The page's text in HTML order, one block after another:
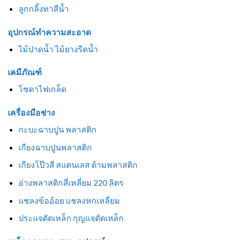
ลูกกลิ้งทาสีน้ำ
อุปกรณ์ทำความสะอาด
ไม้ปาดน้ำ ไม้ยางรีดน้ำ
เคมีภัณฑ์
โซดาไฟเกล็ด
เครื่องมือช่าง
กะบะฉาบปูน พลาสติก
เกียงฉาบปูนพลาสติก
เกียงโป๊วสี สแตนเลส ด้ามพลาสติก
อ่างพลาสติกสี่เหลี่ยม 220 ลิตร
แชลงข้ออ้อย แชลงหกเหลี่ยม
ประแจดัดเหล็ก กุญแจดัดเหล็ก